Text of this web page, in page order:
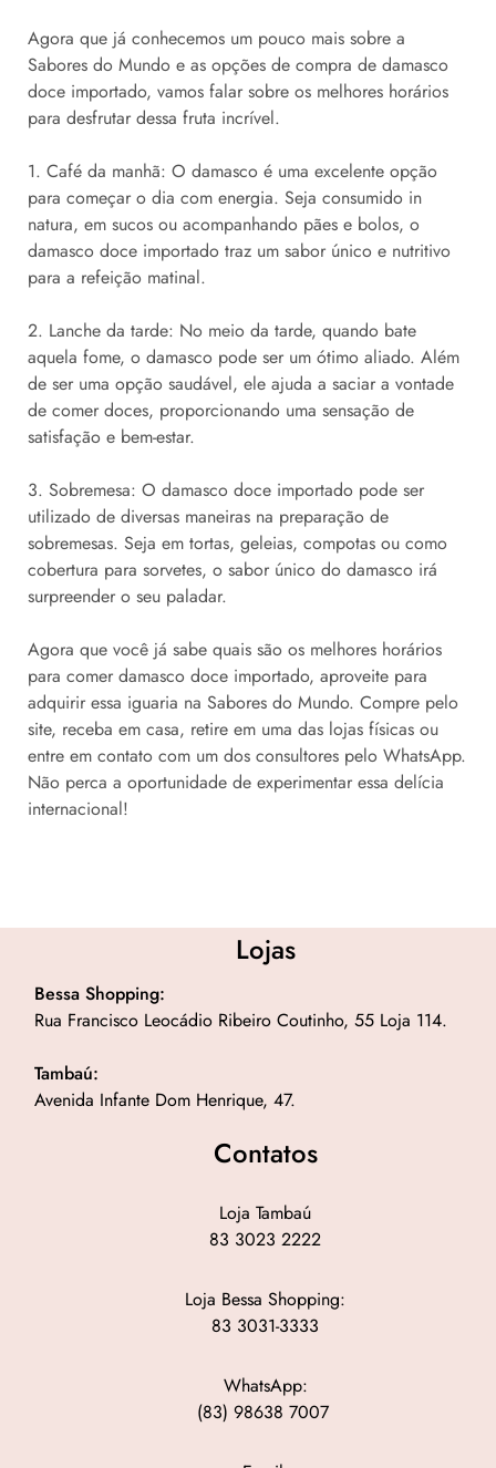
Agora que já conhecemos um pouco mais sobre a
Sabores do Mundo e as opções de compra de damasco
doce importado, vamos falar sobre os melhores horários
para desfrutar dessa fruta incrível.
1. Café da manhã: O damasco é uma excelente opção
para começar o dia com energia. Seja consumido in
natura, em sucos ou acompanhando pães e bolos, o
damasco doce importado traz um sabor único e nutritivo
para a refeição matinal.
2. Lanche da tarde: No meio da tarde, quando bate
aquela fome, o damasco pode ser um ótimo aliado. Além
de ser uma opção saudável, ele ajuda a saciar a vontade
de comer doces, proporcionando uma sensação de
satisfação e bem-estar.
3. Sobremesa: O damasco doce importado pode ser
utilizado de diversas maneiras na preparação de
sobremesas. Seja em tortas, geleias, compotas ou como
cobertura para sorvetes, o sabor único do damasco irá
surpreender o seu paladar.
Agora que você já sabe quais são os melhores horários
para comer damasco doce importado, aproveite para
adquirir essa iguaria na Sabores do Mundo. Compre pelo
site, receba em casa, retire em uma das lojas físicas ou
entre em contato com um dos consultores pelo WhatsApp.
Não perca a oportunidade de experimentar essa delícia
internacional!
Lojas
Bessa Shopping:
Rua Francisco Leocádio Ribeiro Coutinho, 55 Loja 114.
Tambaú:
Avenida Infante Dom Henrique, 47.
Contatos
Loja Tambaú
83 3023 2222
Loja Bessa Shopping:
83 3031-3333
WhatsApp:
(83) 98638 7007